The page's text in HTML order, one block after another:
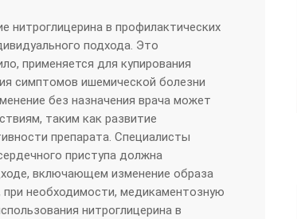
нитроглицерина в профилактических
подхода. Это
применяется для купирования
симптомов ишемической болезни
без назначения врача может
таким как развитие
препарата. Специалисты
приступа должна
включающем изменение образа
необходимости, медикаментозную
нитроглицерина в